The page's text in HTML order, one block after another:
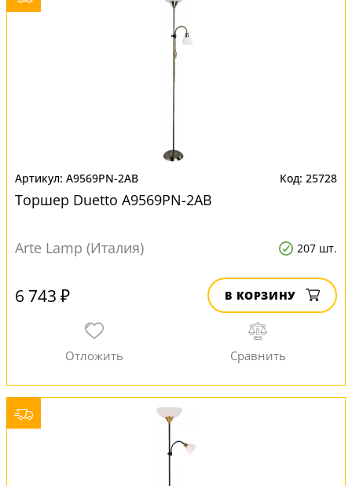
A9569PN-2AB 25728
Торшер Duetto A9569PN-2AB
Arte Lamp (Италия) 207 шт.
6 743 ₽ В КОРЗИНУ